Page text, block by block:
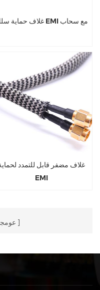
غلاف حماية سلك EMI مع سحاب
غلاف مضفر قابل للتمدد
EMI